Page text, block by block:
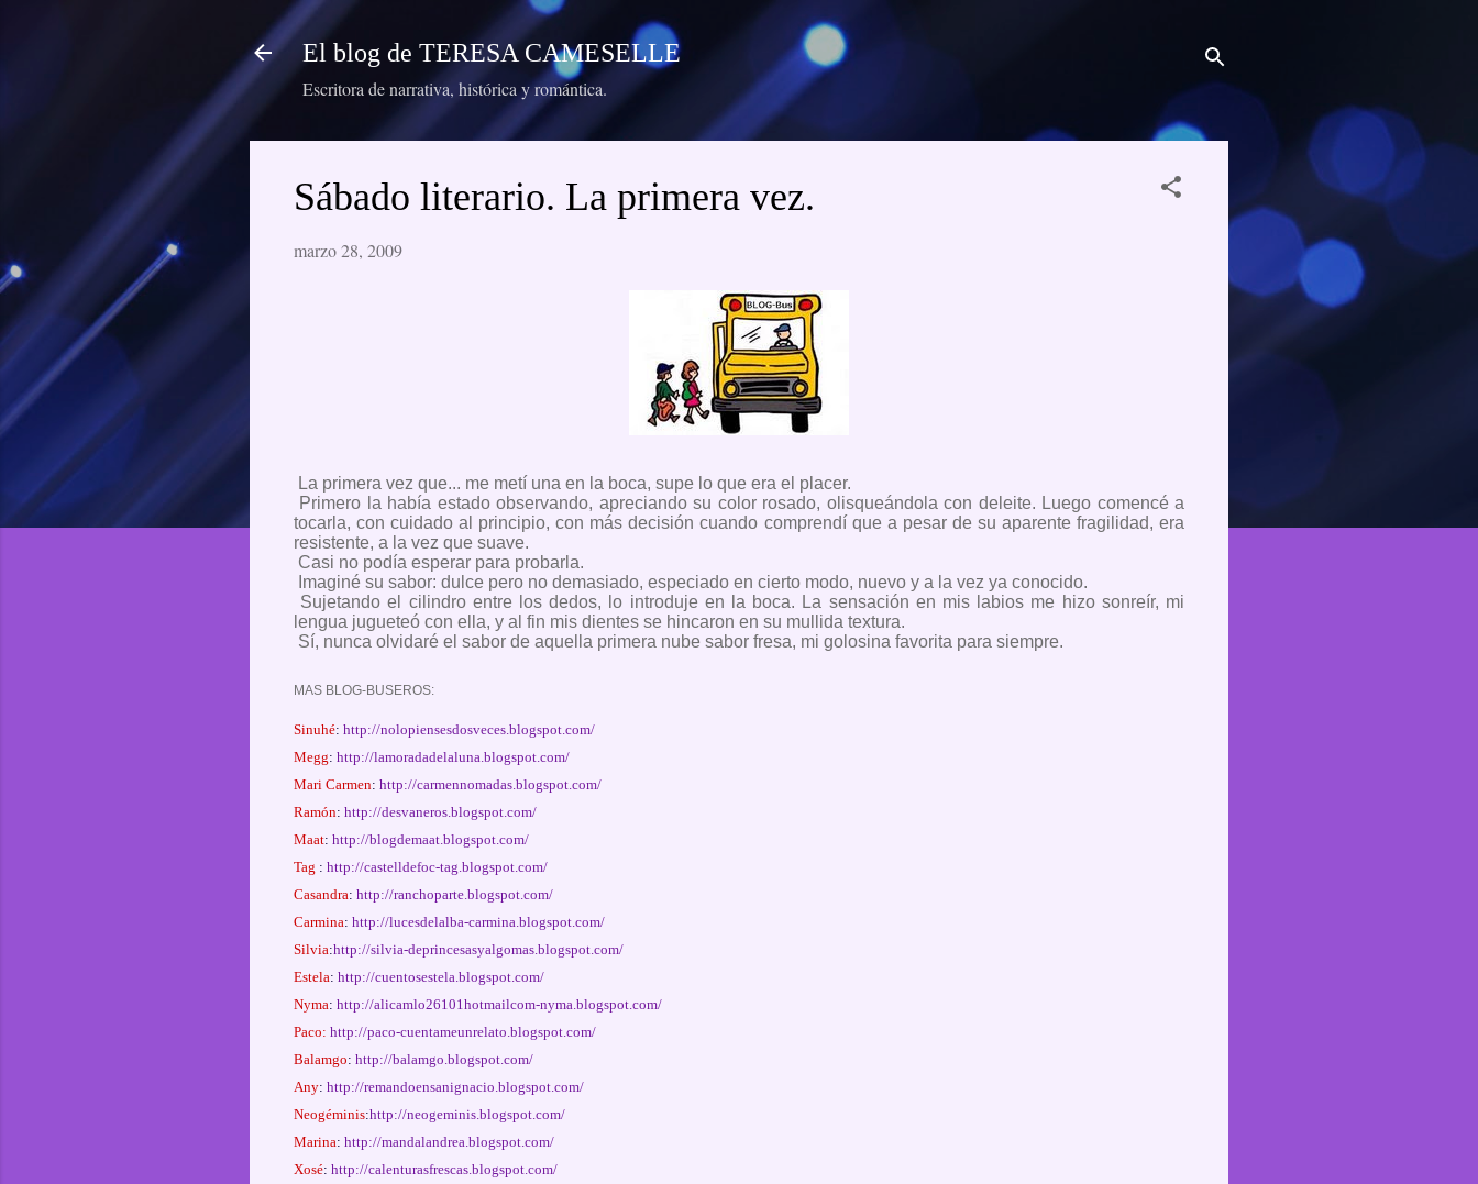
Ir al contenido principal
El blog de TERESA CAMESELLE
Escritora de narrativa, histórica y romántica.
Sábado literario. La primera vez.
marzo 28, 2009
La primera vez que... me metí una en la boca, supe lo que era el placer.
Primero la había estado observando, apreciando su color rosado, olisqueándola con deleite. Luego comencé a
tocarla, con cuidado al principio, con más decisión cuando comprendí que a pesar de su aparente fragilidad, era
resistente, a la vez que suave.
Casi no podía esperar para probarla.
Imaginé su sabor: dulce pero no demasiado, especiado en cierto modo, nuevo y a la vez ya conocido.
Sujetando el cilindro entre los dedos, lo introduje en la boca. La sensación en mis labios me hizo sonreír, mi
lengua jugueteó con ella, y al fin mis dientes se hincaron en su mullida textura.
Sí, nunca olvidaré el sabor de aquella primera nube sabor fresa, mi golosina favorita para siempre.
MAS BLOG-BUSEROS:
Sinuhé: http://nolopiensesdosveces.blogspot.com/
Megg: http://lamoradadelaluna.blogspot.com/
Mari Carmen: http://carmennomadas.blogspot.com/
Ramón: http://desvaneros.blogspot.com/
Maat: http://blogdemaat.blogspot.com/
Tag : http://castelldefoc-tag.blogspot.com/
Casandra: http://ranchoparte.blogspot.com/
Carmina: http://lucesdelalba-carmina.blogspot.com/
Silvia:http://silvia-deprincesasyalgomas.blogspot.com/
Estela: http://cuentosestela.blogspot.com/
Nyma: http://alicamlo26101hotmailcom-nyma.blogspot.com/
Paco: http://paco-cuentameunrelato.blogspot.com/
Balamgo: http://balamgo.blogspot.com/
Any: http://remandoensanignacio.blogspot.com/
Neogéminis:http://neogeminis.blogspot.com/
Marina: http://mandalandrea.blogspot.com/
Xosé: http://calenturasfrescas.blogspot.com/